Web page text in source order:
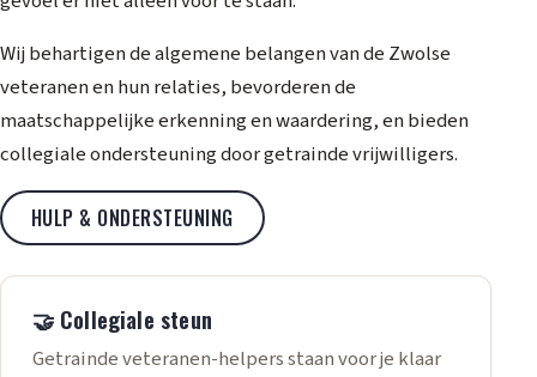
Wij behartigen de algemene belangen van de Zwolse
veteranen en hun relaties, bevorderen de
maatschappelijke erkenning en waardering, en bieden
collegiale ondersteuning door getrainde vrijwilligers.
HULP & ONDERSTEUNING
🤝 Collegiale steun
Getrainde veteranen-helpers staan voor je klaar